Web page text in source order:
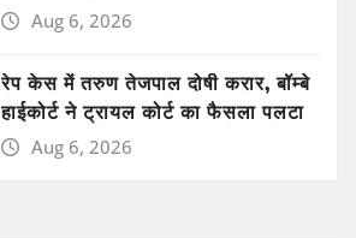
Aug 6, 2026
रेप केस में तरुण तेजपाल दोषी करार, बॉम्बे
हाईकोर्ट ने ट्रायल कोर्ट का फैसला पलटा
Aug 6, 2026